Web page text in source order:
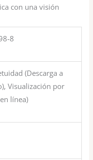
con una visión
8
(Descarga a
Visualización por
línea)